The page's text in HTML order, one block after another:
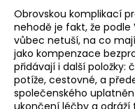
Obrovskou komplikací
nehodě je fakt, že
vůbec netuší, na co
jako kompenzace
přidávají i další položky:
potíže, cestovné, a
společenského